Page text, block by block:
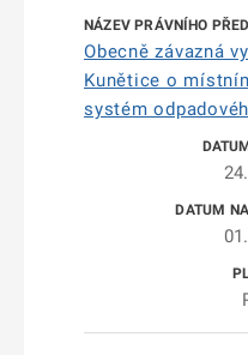
Obecně závazná
Kunětice o
systém